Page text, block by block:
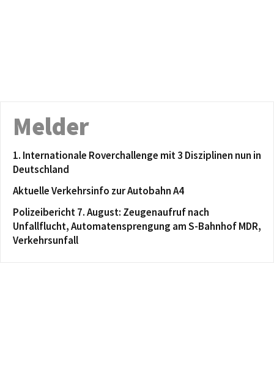
Melder
1. Internationale Roverchallenge mit 3 Disziplinen nun in
Deutschland
Aktuelle Verkehrsinfo zur Autobahn A4
Polizeibericht 7. August: Zeugenaufruf nach
Unfallflucht, Automatensprengung am S-Bahnhof MDR,
Verkehrsunfall